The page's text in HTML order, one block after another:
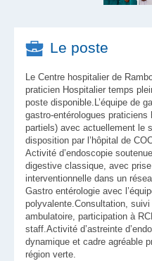
Le poste
Le Centre hospitalier de
praticien Hospitalier temps
poste disponible.L’équipe de
gastro-entérologues
partiels) avec actuellement le
disposition par l’hôpital de
Activité d’endoscopie
digestive classique, avec
interventionnelle dans un
Gastro entérologie avec
polyvalente.Consultation,
ambulatoire, participation à
staff.Activité d’astreinte
dynamique et cadre agréable
région verte.